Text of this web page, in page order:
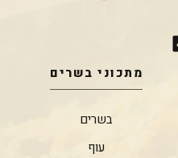
מתכוני בשרים
בשרים
עוף